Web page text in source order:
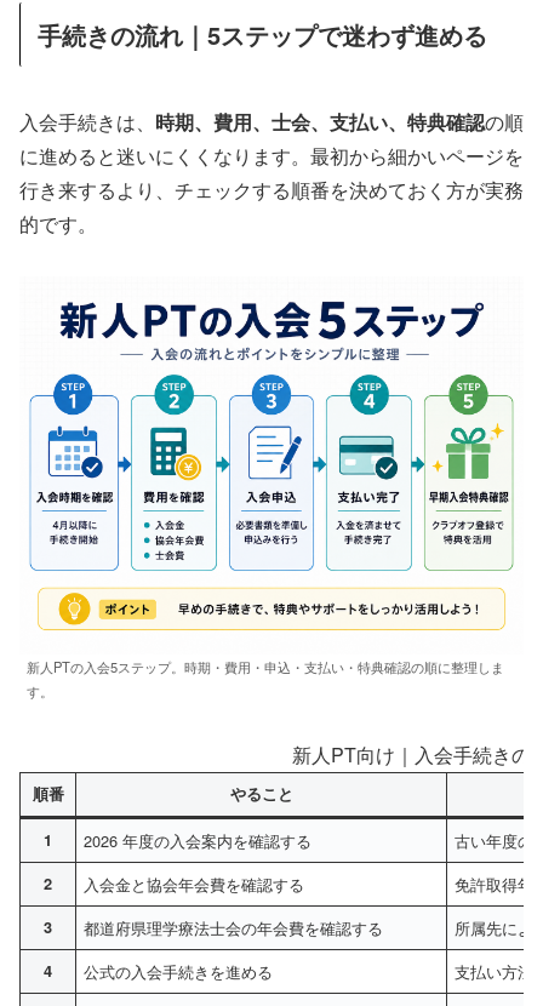
手続きの流れ｜5ステップで迷わず進める
入会手続きは、 時期、費用、士会、支払い、特典確認の順
に進めると迷いにくくなります。最初から細かいページを
行き来するより、チェックする順番を決めておく方が実務
的です。
新人PTの入会5ステップ。時期・費用・申込・支払い・特典確認の順に整理しま
す。
新人PT向け｜入会手続きの
順番 やること
1 2026 年度の入会案内を確認する 古い年度の
2 入会金と協会年会費を確認する 免許取得年
3 都道府県理学療法士会の年会費を確認する 所属先によ
4 公式の入会手続きを進める 支払い方法